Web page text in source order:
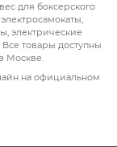
для боксерского
электрические
товары доступны
Москве.
на официальном